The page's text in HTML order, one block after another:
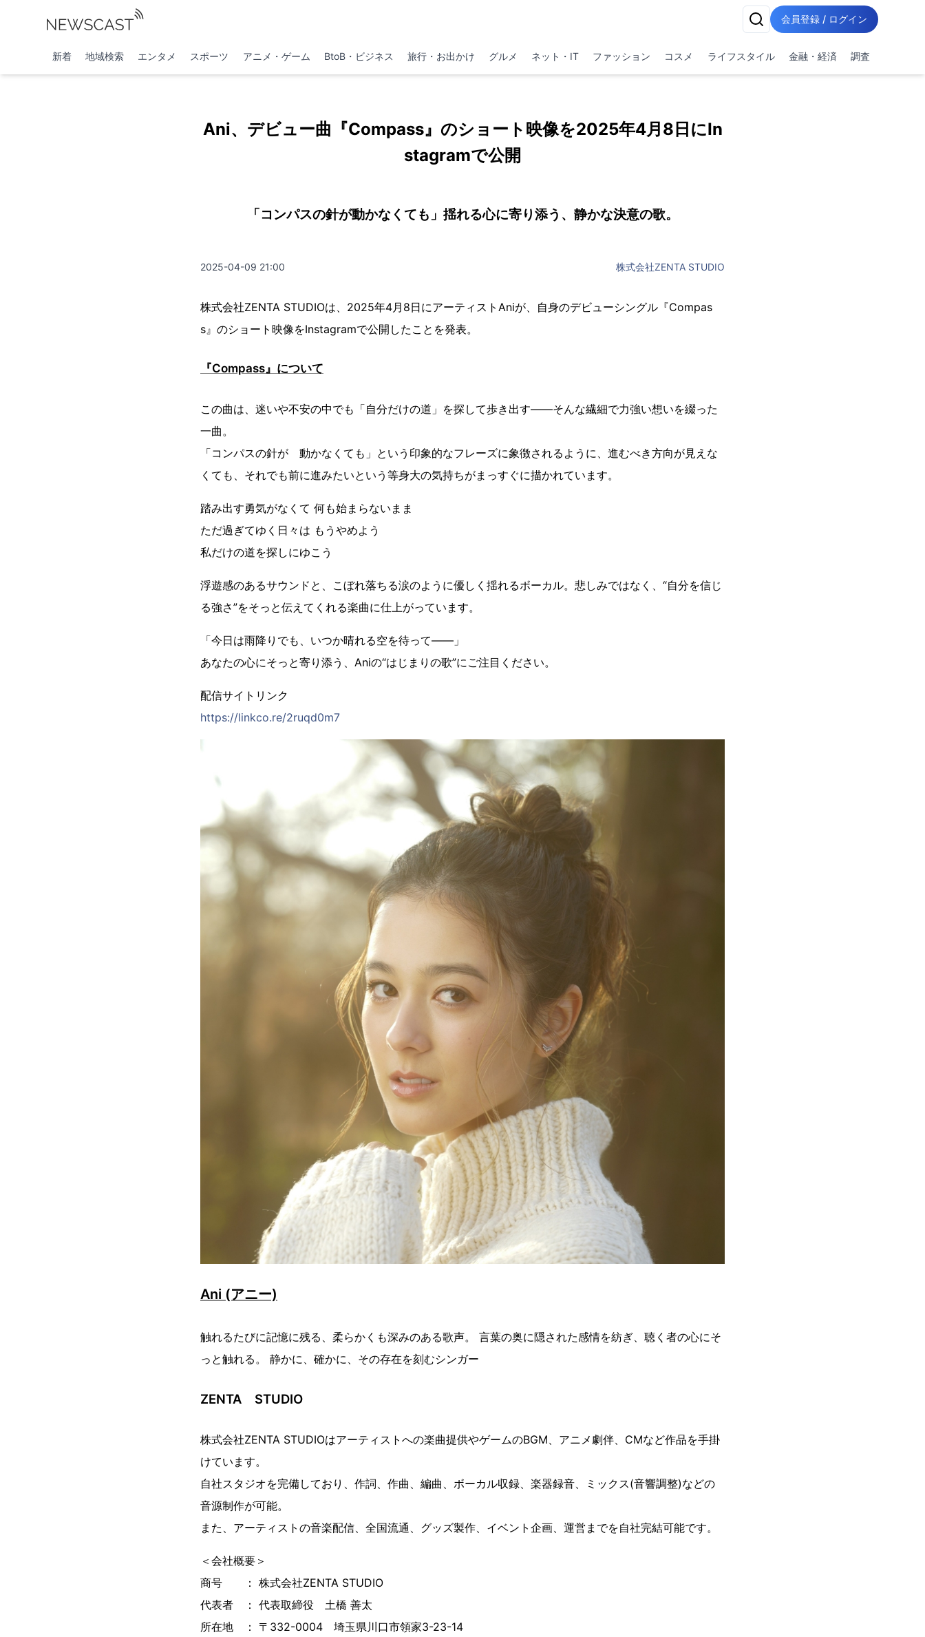
会員登録 / ログイン
新着 地域検索 エンタメ スポーツ アニメ・ゲーム BtoB・ビジネス 旅行・お出かけ グルメ ネット・IT ファッション コスメ ライフスタイル 金融・経済 調査
Ani、デビュー曲『Compass』のショート映像を2025年4月8日にIn
stagramで公開
「コンパスの針が動かなくても」揺れる心に寄り添う、静かな決意の歌。
2025-04-09 21:00 株式会社ZENTA STUDIO
株式会社ZENTA STUDIOは、2025年4月8日にアーティストAniが、自身のデビューシングル『Compas
s』のショート映像をInstagramで公開したことを発表。
『Compass』について
この曲は、迷いや不安の中でも「自分だけの道」を探して歩き出す——そんな繊細で力強い想いを綴った
一曲。
「コンパスの針が 動かなくても」という印象的なフレーズに象徴されるように、進むべき方向が見えな
くても、それでも前に進みたいという等身大の気持ちがまっすぐに描かれています。
踏み出す勇気がなくて 何も始まらないまま
ただ過ぎてゆく日々は もうやめよう
私だけの道を探しにゆこう
浮遊感のあるサウンドと、こぼれ落ちる涙のように優しく揺れるボーカル。悲しみではなく、“自分を信じ
る強さ”をそっと伝えてくれる楽曲に仕上がっています。
「今日は雨降りでも、いつか晴れる空を待って——」
あなたの心にそっと寄り添う、Aniの“はじまりの歌”にご注目ください。
配信サイトリンク
https://linkco.re/2ruqd0m7
Ani (アニー)
触れるたびに記憶に残る、柔らかくも深みのある歌声。 言葉の奥に隠された感情を紡ぎ、聴く者の心にそ
っと触れる。 静かに、確かに、その存在を刻むシンガー
ZENTA STUDIO
株式会社ZENTA STUDIOはアーティストへの楽曲提供やゲームのBGM、アニメ劇伴、CMなど作品を手掛
けています。
自社スタジオを完備しており、作詞、作曲、編曲、ボーカル収録、楽器録音、ミックス(音響調整)などの
音源制作が可能。
また、アーティストの音楽配信、全国流通、グッズ製作、イベント企画、運営までを自社完結可能です。
＜会社概要＞
商号 ： 株式会社ZENTA STUDIO
代表者 ： 代表取締役 土橋 善太
所在地 ： 〒332-0004 埼玉県川口市領家3-23-14